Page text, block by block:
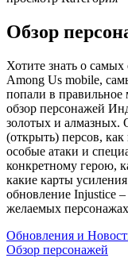
Обзор
Хотите знать о
Among Us mobile,
попали в
обзор персонажей
золотых и алмазных.
(открыть) персов,
особые атаки и
конкретному герою,
какие карты
обновление Injustice
желаемых
Обновления и
Обзор персонажей